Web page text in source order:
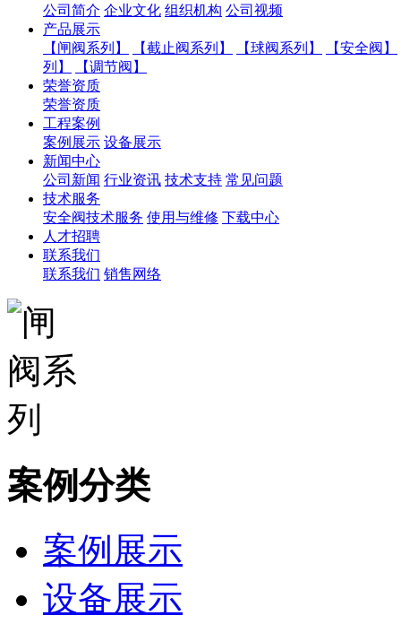
公司简介 企业文化 组织机构 公司视频
产品展示
【闸阀系列】
【截止阀系列】 【球阀系列】
【安全阀】
列】
【调节阀】
荣誉资质
荣誉资质
工程案例
案例展示 设备展示
新闻中心
公司新闻 行业资讯 技术支持 常见问题
技术服务
安全阀技术服务 使用与维修 下载中心
人才招聘
联系我们
联系我们 销售网络
案例分类
案例展示
设备展示